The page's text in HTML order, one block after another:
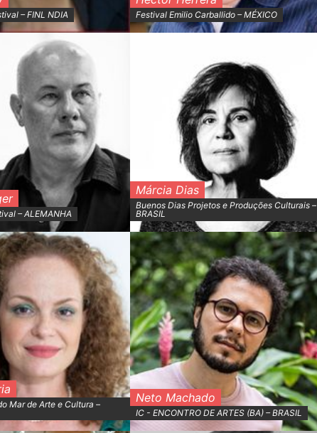
– FINL NDIA Festival Emilio Carballido – MÉXICO
– ALEMANHA
Márcia Dias
Buenos Dias Projetos e Produções Culturais –
BRASIL
Mar de Arte e Cultura –
Neto Machado
IC - ENCONTRO DE ARTES (BA) – BRASIL